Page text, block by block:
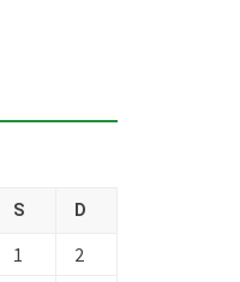
S D
1
2